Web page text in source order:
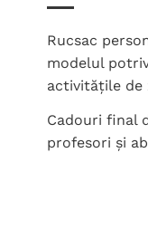
Rucsac
modelul
activitățile de
Cadouri final
profesori și